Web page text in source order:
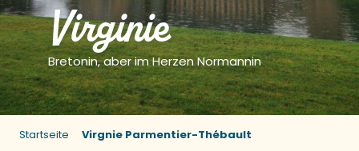
Virginie
Bretonin, aber im Herzen Normannin
Startseite Virgnie Parmentier-Thébault